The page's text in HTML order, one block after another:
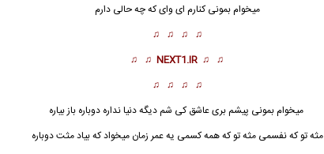
میخوام بمونی کنارم ای وای که چه حالی دارم
♫ ♫ ♫ ♫
♫ ♫
NEXT1.IR
♫ ♫
♫ ♫ ♫ ♫
میخوام بمونی پیشم بری عاشق کی شم دیگه دنیا نداره دوباره باز بیاره
مثه تو که نفسمی مثه تو که همه کسمی یه عمر زمان میخواد که بیاد مثت دوباره